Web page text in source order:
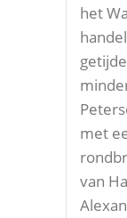
het
met
van